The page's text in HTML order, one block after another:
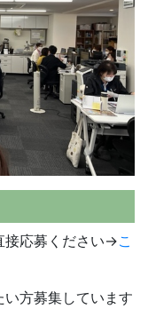
接応募ください→こ
方募集しています